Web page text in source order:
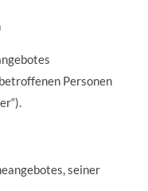
Personen
seiner